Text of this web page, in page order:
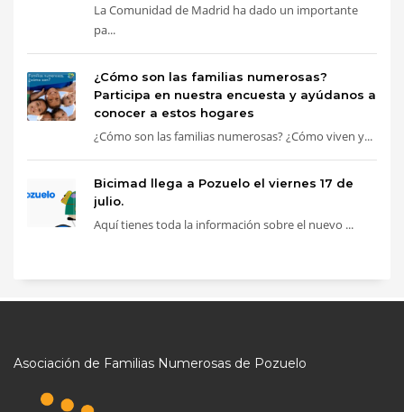
La Comunidad de Madrid ha dado un importante
pa...
¿Cómo son las familias numerosas?
Participa en nuestra encuesta y ayúdanos a
conocer a estos hogares
¿Cómo son las familias numerosas? ¿Cómo viven y...
Bicimad llega a Pozuelo el viernes 17 de
julio.
Aquí tienes toda la información sobre el nuevo ...
Asociación de Familias Numerosas de Pozuelo